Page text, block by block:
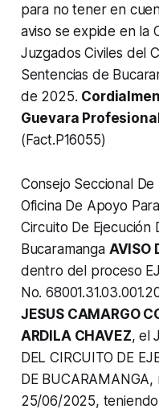
para no tener en
aviso se expide en la
Juzgados Civiles del
Sentencias de
de 2025.
Guevara
(Fact.P16055)
Consejo Seccional
Oficina De Apoyo
Circuito De Ejecución
Bucaramanga AVISO
dentro del proceso
No.
JESUS CAMARGO
ARDILA CHAVEZ, el
DEL CIRCUITO DE
DE
25/06/2025,